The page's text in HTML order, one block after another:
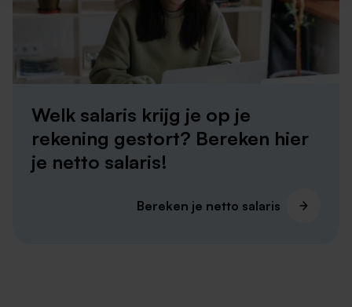
Verkoopmedewerker in Roermond
Welk salaris krijg je op je
rekening gestort? Bereken hier
je netto salaris!
Bereken je netto salaris